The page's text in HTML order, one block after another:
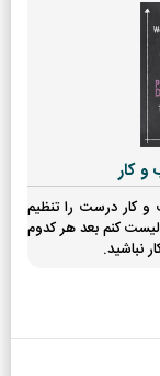
و کار درست را تنظیم
کنم بعد هر کدوم
نباشید.